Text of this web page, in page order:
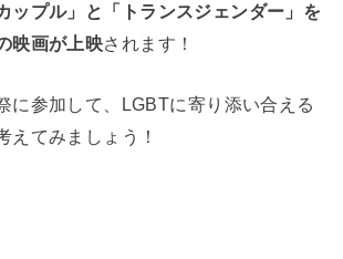
ップル」と「トランスジェンダー」を
映画が上映されます！
に参加して、LGBTに寄り添い合える
えてみましょう！